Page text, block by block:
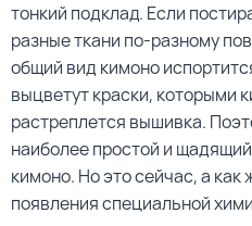
тонкий подклад. Если
разные ткани по-разному
общий вид кимоно
выцветут краски, которыми
растреплется вышивка.
наиболее простой и
кимоно. Но это сейчас, а
появления специальной